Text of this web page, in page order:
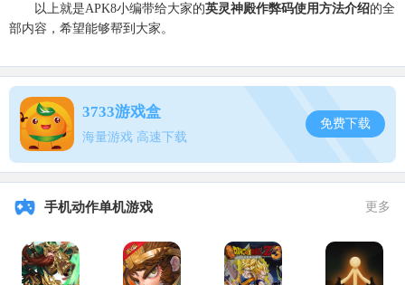
以上就是APK8小编带给大家的英灵神殿作弊码使用方法介绍的全
部内容，希望能够帮到大家。
3733游戏盒
海量游戏 高速下载
免费下载
手机动作单机游戏 更多